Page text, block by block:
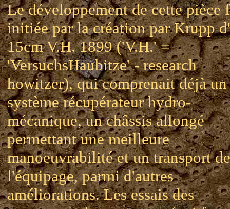
Le développement de cette pièce
initiée par la création par Krupp
15cm V.H. 1899 ('V.H.' =
'VersuchsHaubitze' - research
howitzer), qui comprenait déjà un
système récupérateur hydro-
mécanique, un châssis allongé
permettant une meilleure
manoeuvrabilité et un transport de
l'équipage, parmi d'autres
améliorations. Les essais des